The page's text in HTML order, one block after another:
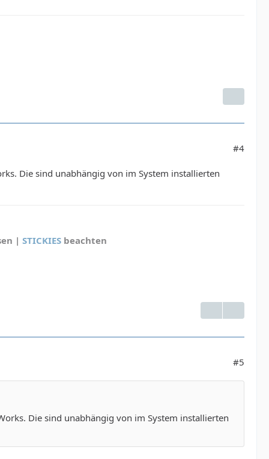
#4
Die sind unabhängig von im System installierten
| STICKIES beachten
#5
Die sind unabhängig von im System installierten